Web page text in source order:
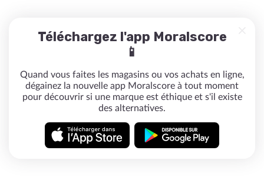
Téléchargez l'app Moralscore
📱
Quand vous faites les magasins ou vos achats en ligne,
dégainez la nouvelle app Moralscore à tout moment
pour découvrir si une marque est éthique et s'il existe
des alternatives.